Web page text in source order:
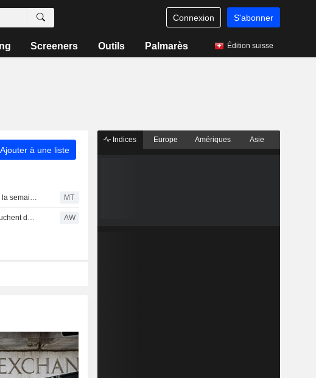
Connexion S'abonner
Screeners Outils Palmarès Édition suisse
Ajouter à une liste
Le S&P 500 progresse sur la semaine, porté par l'envolée des géants de la technologie MT
Les Bourses mondiales touchent des sommets après l'emploi américain AW
Indices Europe Amériques Asie